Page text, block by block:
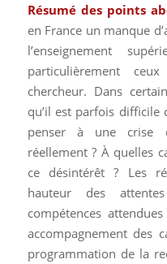
Résumé des points
en France un manque
l’enseignement
particulièrement ceux
chercheur. Dans
qu’il est parfois difficile
penser à une crise
réellement ? À quelles
ce désintérêt ? Les
hauteur des
compétences
accompagnement des
programmation de la